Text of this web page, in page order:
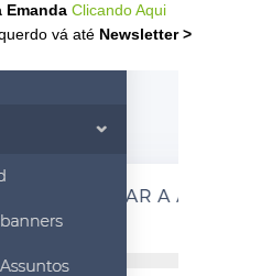
Emanda Clicando Aqui
vá até Newsletter >